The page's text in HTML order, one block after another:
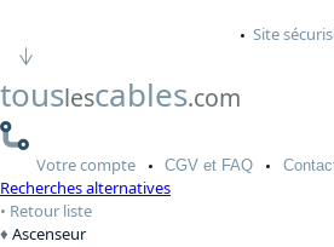
Site
touslescables.com
Votrecompte CGV et FAQ
Recherches alternatives
Retour liste
Ascenseur